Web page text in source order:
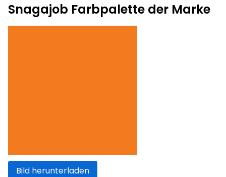
Snagajob Farbpalette der Marke
Bild herunterladen